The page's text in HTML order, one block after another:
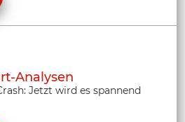
Analysen
Jetzt wird es spannend